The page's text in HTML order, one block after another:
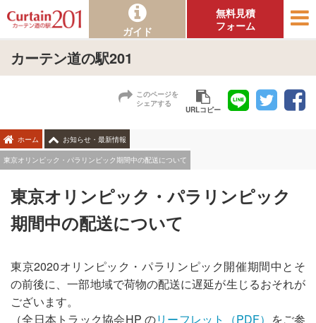
ガイド
無料見積
フォーム
カーテン道の駅201
このページを
シェアする
URLコピー
ホーム お知らせ・最新情報
東京オリンピック・パラリンピック期間中の配送について
東京オリンピック・パラリンピック
期間中の配送について
東京2020オリンピック・パラリンピック開催期間中とそ
の前後に、一部地域で荷物の配送に遅延が生じるおそれが
ございます。
（全日本トラック協会HP のリーフレット（PDF） をご参